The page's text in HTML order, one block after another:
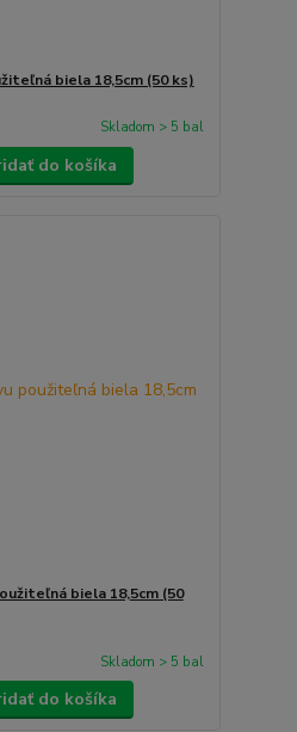
biela 18,5cm (50 ks)
Skladom > 5 bal
do košíka
biela 18,5cm (50
Skladom > 5 bal
do košíka